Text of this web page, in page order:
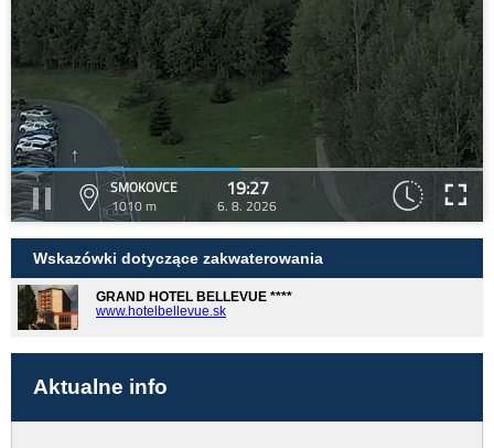
SMOKOVCE
1010 m
19:27
6. 8. 2026
Wskazówki dotyczące zakwaterowania
GRAND HOTEL BELLEVUE ****
www.hotelbellevue.sk
Aktualne info